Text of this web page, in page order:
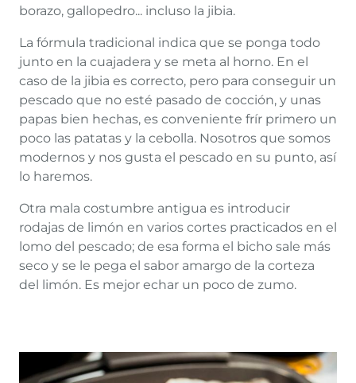
borazo, gallopedro... incluso la jibia.
La fórmula tradicional indica que se ponga todo
junto en la cuajadera y se meta al horno. En el
caso de la jibia es correcto, pero para conseguir un
pescado que no esté pasado de cocción, y unas
papas bien hechas, es conveniente frír primero un
poco las patatas y la cebolla. Nosotros que somos
modernos y nos gusta el pescado en su punto, así
lo haremos.
Otra mala costumbre antigua es introducir
rodajas de limón en varios cortes practicados en el
lomo del pescado; de esa forma el bicho sale más
seco y se le pega el sabor amargo de la corteza
del limón. Es mejor echar un poco de zumo.